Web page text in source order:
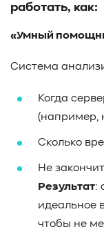
работать, как:
«Умный
Система
Когда
(например,
Сколько
Не
Результат:
идеальное
чтобы не